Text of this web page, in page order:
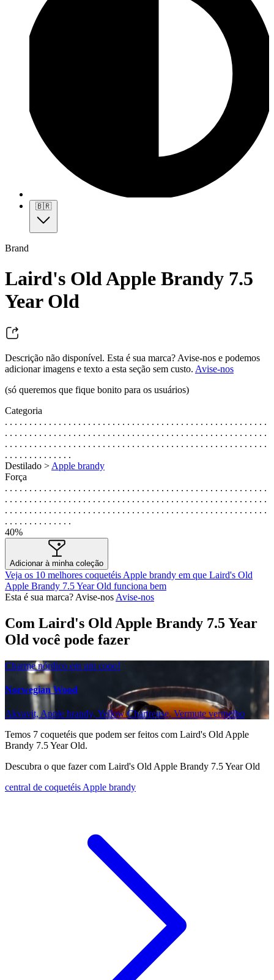
🇧🇷
Brand
Laird's Old Apple Brandy 7.5
Year Old
Descrição não disponível. Esta é sua marca? Avise-nos e podemos
adicionar imagens e texto a esta seção sem custo. Avise-nos
(só queremos que fique bonito para os usuários)
Categoria
. . . . . . . . . . . . . . . . . . . . . . . . . . . . . . . . . . . . . . . . . . . . . . . . . . . . . .
. . . . . . . . . . . . . . . . . . . . . . . . . . . . . . . . . . . . . . . . . . . . . . . . . . . . . .
. . . . . . . . . . . . . . . . . . . . . . . . . . . . . . . . . . . . . . . . . . . . . . . . . . . . . .
. . . . . . . . . . . . . .
Destilado > Apple brandy
Força
. . . . . . . . . . . . . . . . . . . . . . . . . . . . . . . . . . . . . . . . . . . . . . . . . . . . . .
. . . . . . . . . . . . . . . . . . . . . . . . . . . . . . . . . . . . . . . . . . . . . . . . . . . . . .
. . . . . . . . . . . . . . . . . . . . . . . . . . . . . . . . . . . . . . . . . . . . . . . . . . . . . .
. . . . . . . . . . . . . .
40%
Adicionar à minha coleção
Veja os 10 melhores coquetéis Apple brandy em que Laird's Old
Apple Brandy 7.5 Year Old funciona bem
Esta é sua marca? Avise-nos Avise-nos
Com Laird's Old Apple Brandy 7.5 Year
Old você pode fazer
Charme nórdico em um copo!
Norwegian Wood
Akvavit, Apple brandy, Yellow Chartreuse, Vermute vermelho
Temos 7 coquetéis que podem ser feitos com Laird's Old Apple
Brandy 7.5 Year Old.
Descubra o que fazer com Laird's Old Apple Brandy 7.5 Year Old
central de coquetéis Apple brandy